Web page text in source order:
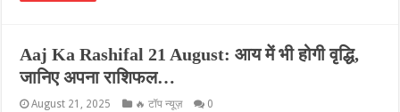
Aaj Ka Rashifal 21 August: आय में भी होगी वृद्धि,
जानिए अपना राशिफल…
August 21, 2025 🔥 टॉप न्यूज़ 0